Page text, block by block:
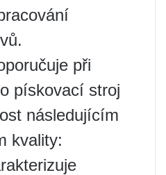
při
pískovací stroj
následujícím
kvality: